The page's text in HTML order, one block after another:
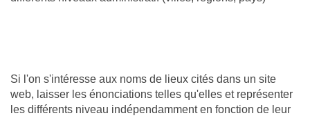
Si l'on s'intéresse aux noms de lieux cités dans un site
web, laisser les énonciations telles qu'elles et représenter
les différents niveau indépendamment en fonction de leur